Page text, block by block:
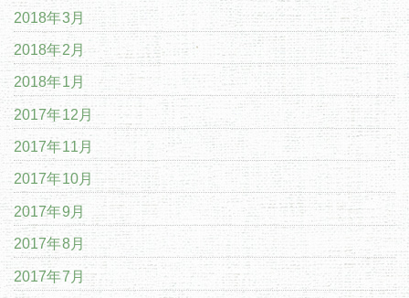
2018年3月
2018年2月
2018年1月
2017年12月
2017年11月
2017年10月
2017年9月
2017年8月
2017年7月